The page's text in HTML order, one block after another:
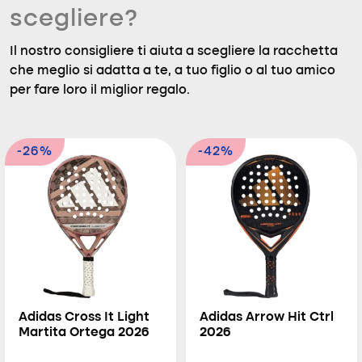
scegliere?
Il nostro consigliere ti aiuta a scegliere la racchetta
che meglio si adatta a te, a tuo figlio o al tuo amico
per fare loro il miglior regalo.
-26%
Adidas Cross It Light
Martita Ortega 2026
-42%
Adidas Arrow Hit Ctrl
2026